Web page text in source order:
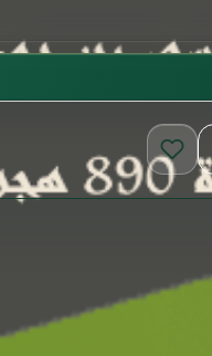
كتب الشيخ هيثم سرحان حفظه الله متوفرة